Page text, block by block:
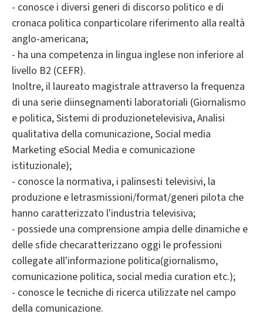
- conosce i diversi generi di discorso politico e di
cronaca politica conparticolare riferimento alla realtà
anglo-americana;
- ha una competenza in lingua inglese non inferiore al
livello B2 (CEFR).
Inoltre, il laureato magistrale attraverso la frequenza
di una serie diinsegnamenti laboratoriali (Giornalismo
e politica, Sistemi di produzionetelevisiva, Analisi
qualitativa della comunicazione, Social media
Marketing eSocial Media e comunicazione
istituzionale);
- conosce la normativa, i palinsesti televisivi, la
produzione e letrasmissioni/format/generi pilota che
hanno caratterizzato l'industria televisiva;
- possiede una comprensione ampia delle dinamiche e
delle sfide checaratterizzano oggi le professioni
collegate all'informazione politica(giornalismo,
comunicazione politica, social media curation etc.);
- conosce le tecniche di ricerca utilizzate nel campo
della comunicazione.